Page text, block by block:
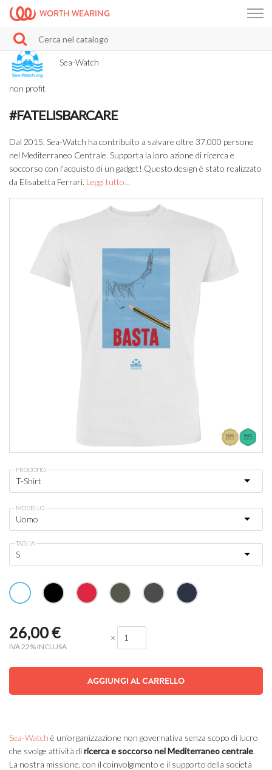
WORTH WEARING
Sea-Watch
non profit
#FATELISBARCARE
Dal 2015, Sea-Watch ha contribuito a salvare oltre 37.000 persone
nel Mediterraneo Centrale. Supporta la loro azione di ricerca e
soccorso con l'acquisto di un gadget! Questo design è stato realizzato
da Elisabetta Ferrari. Leggi tutto...
PRODOTTO
MODELLO
TAGLIA
26,00€
IVA 22% INCLUSA
×
AGGIUNGI AL CARRELLO
Sea-Watch è un’organizzazione non governativa senza scopo di lucro
che svolge attività diricerca e soccorso nel Mediterraneo centrale.
La nostra missione, con il coinvolgimento e il supporto della società